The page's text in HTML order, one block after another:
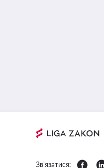
Зв'язатися: